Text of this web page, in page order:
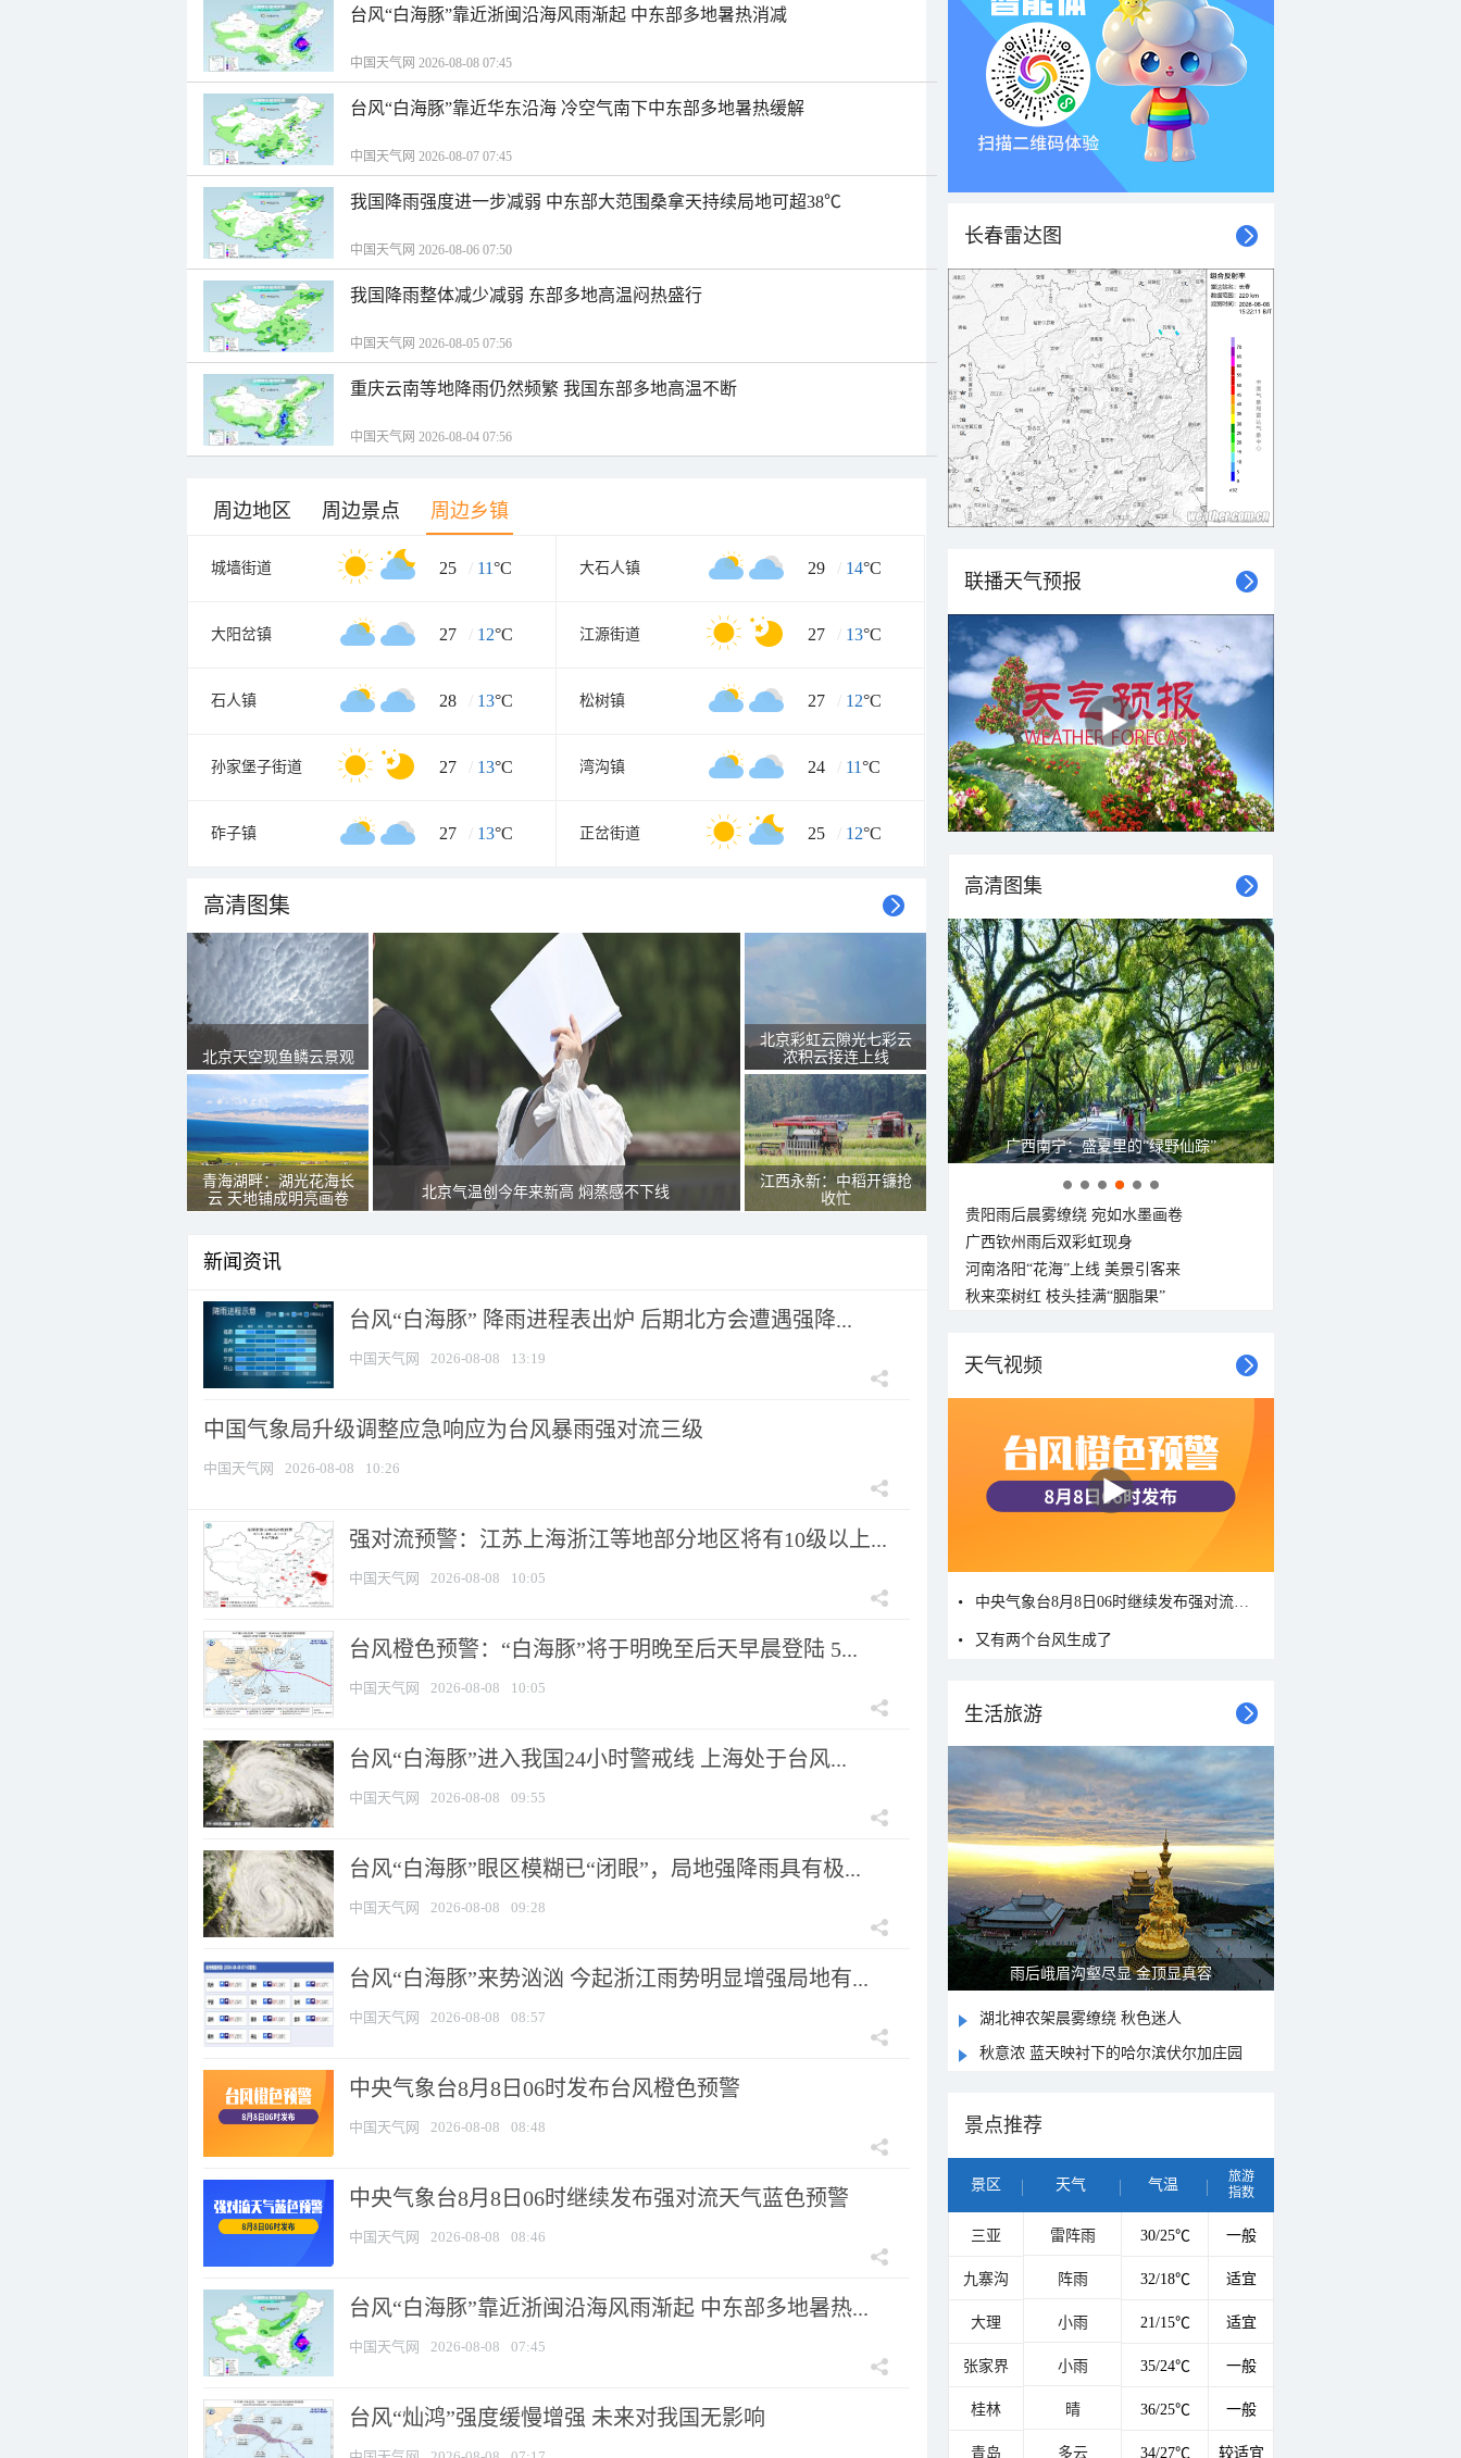
台风“白海豚”靠近浙闽沿海风雨渐起 中东部多地暑热消减
中国天气网 2026-08-08 07:45
台风“白海豚”靠近华东沿海 冷空气南下中东部多地暑热缓解
中国天气网 2026-08-07 07:45
我国降雨强度进一步减弱 中东部大范围桑拿天持续局地可超38℃
中国天气网 2026-08-06 07:50
我国降雨整体减少减弱 东部多地高温闷热盛行
中国天气网 2026-08-05 07:56
重庆云南等地降雨仍然频繁 我国东部多地高温不断
中国天气网 2026-08-04 07:56
周边地区 周边景点 周边乡镇
城墙街道 25 / 11°C 大石人镇 29 / 14°C
大阳岔镇 27 / 12°C 江源街道 27 / 13°C
石人镇 28 / 13°C 松树镇 27 / 12°C
孙家堡子街道 27 / 13°C 湾沟镇 24 / 11°C
砟子镇 27 / 13°C 正岔街道 25 / 12°C
高清图集
北京天空现鱼鳞云景观
青海湖畔：湖光花海长
云 天地铺成明亮画卷
北京气温创今年来新高 焖蒸感不下线
北京彩虹云隙光七彩云
浓积云接连上线
江西永新：中稻开镰抢
收忙
新闻资讯
台风“白海豚” 降雨进程表出炉 后期北方会遭遇强降...
中国天气网 2026-08-08 13:19
中国气象局升级调整应急响应为台风暴雨强对流三级
中国天气网 2026-08-08 10:26
强对流预警：江苏上海浙江等地部分地区将有10级以上...
中国天气网 2026-08-08 10:05
台风橙色预警：“白海豚”将于明晚至后天早晨登陆 5...
中国天气网 2026-08-08 10:05
台风“白海豚”进入我国24小时警戒线 上海处于台风...
中国天气网 2026-08-08 09:55
台风“白海豚”眼区模糊已“闭眼”，局地强降雨具有极...
中国天气网 2026-08-08 09:28
台风“白海豚”来势汹汹 今起浙江雨势明显增强局地有...
中国天气网 2026-08-08 08:57
中央气象台8月8日06时发布台风橙色预警
中国天气网 2026-08-08 08:48
中央气象台8月8日06时继续发布强对流天气蓝色预警
中国天气网 2026-08-08 08:46
台风“白海豚”靠近浙闽沿海风雨渐起 中东部多地暑热...
中国天气网 2026-08-08 07:45
台风“灿鸿”强度缓慢增强 未来对我国无影响
长春雷达图
联播天气预报
高清图集
呼伦贝尔草原 藏着最治愈的蓝天白云
贵阳雨后晨雾缭绕 宛如水墨画卷
广西钦州雨后双彩虹现身
河南洛阳“花海”上线 美景引客来
秋来栾树红 枝头挂满“胭脂果”
天气视频
又有两个台风生成了
生活旅游
山水扇面：秋红点缀颐和园西堤
湖北神农架晨雾缭绕 秋色迷人
秋意浓 蓝天映衬下的哈尔滨伏尔加庄园
景点推荐
景区 天气 气温
旅游
指数
三亚 雷阵雨 30/25℃ 一般
九寨沟 阵雨 32/18℃ 适宜
大理 小雨 21/15℃ 适宜
张家界 小雨 35/24℃ 一般
桂林 晴 36/25℃ 一般
青岛 多云 34/27℃ 较适宜